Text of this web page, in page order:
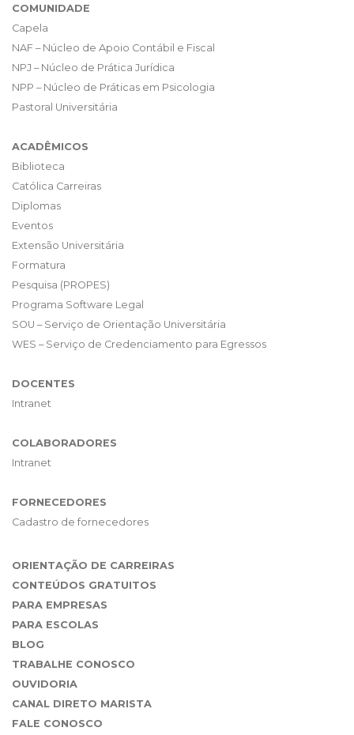
COMUNIDADE
Capela
NAF – Núcleo de Apoio Contábil e Fiscal
NPJ – Núcleo de Prática Jurídica
NPP – Núcleo de Práticas em Psicologia
Pastoral Universitária
ACADÊMICOS
Biblioteca
Católica Carreiras
Diplomas
Eventos
Extensão Universitária
Formatura
Pesquisa (PROPES)
Programa Software Legal
SOU – Serviço de Orientação Universitária
WES – Serviço de Credenciamento para Egressos
DOCENTES
Intranet
COLABORADORES
Intranet
FORNECEDORES
Cadastro de fornecedores
ORIENTAÇÃO DE CARREIRAS
CONTEÚDOS GRATUITOS
PARA EMPRESAS
PARA ESCOLAS
BLOG
TRABALHE CONOSCO
OUVIDORIA
CANAL DIRETO MARISTA
FALE CONOSCO